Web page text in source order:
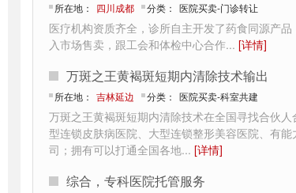
所在地： 四川成都 分类： 医院买卖-门诊转让
医疗机构资质齐全，诊所自主开发了药食同源产品
入市场售卖，跟工会和体检中心合作... [详情]
万斑之王黄褐斑短期内清除技术输出
所在地： 吉林延边 分类： 医院买卖-科室共建
万斑之王黄褐斑短期内清除技术在全国寻找合伙人
型连锁皮肤病医院、大型连锁整形美容医院、有能
司；拥有可以打通全国各地... [详情]
综合，专科医院托管服务